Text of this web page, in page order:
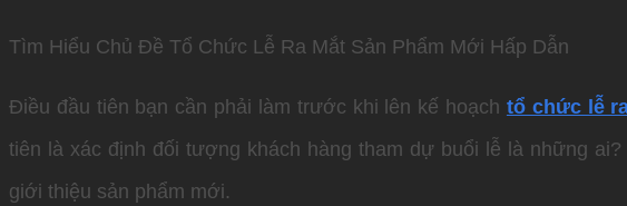
Tìm Hiểu Chủ Đề Tổ Chức Lễ Ra Mắt Sản Phẩm Mới Hấp Dẫn
Điều đầu tiên bạn cần phải làm trước khi lên kế hoạch tổ chức lễ
tiên là xác định đối tượng khách hàng tham dự buổi lễ là những
giới thiệu sản phẩm mới.